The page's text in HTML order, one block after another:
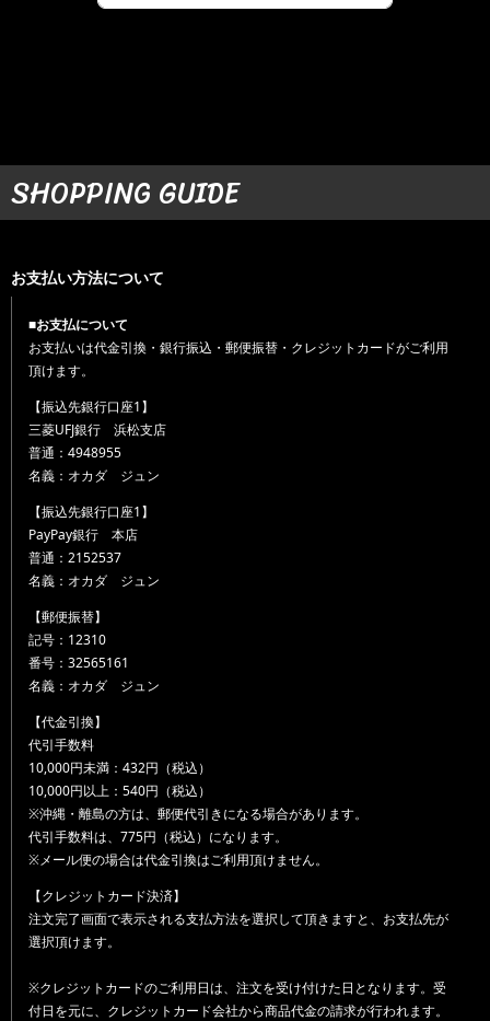
SHOPPING GUIDE
お支払い方法について
■お支払について
お支払いは代金引換・銀行振込・郵便振替・クレジットカードがご利用
頂けます。
【振込先銀行口座1】
三菱UFJ銀行 浜松支店
普通：4948955
名義：オカダ ジュン
【振込先銀行口座1】
PayPay銀行 本店
普通：2152537
名義：オカダ ジュン
【郵便振替】
記号：12310
番号：32565161
名義：オカダ ジュン
【代金引換】
代引手数料
10,000円未満：432円（税込）
10,000円以上：540円（税込）
※沖縄・離島の方は、郵便代引きになる場合があります。
代引手数料は、775円（税込）になります。
※メール便の場合は代金引換はご利用頂けません。
【クレジットカード決済】
注文完了画面で表示される支払方法を選択して頂きますと、お支払先が
選択頂けます。
※クレジットカードのご利用日は、注文を受け付けた日となります。受
付日を元に、クレジットカード会社から商品代金の請求が行われます。